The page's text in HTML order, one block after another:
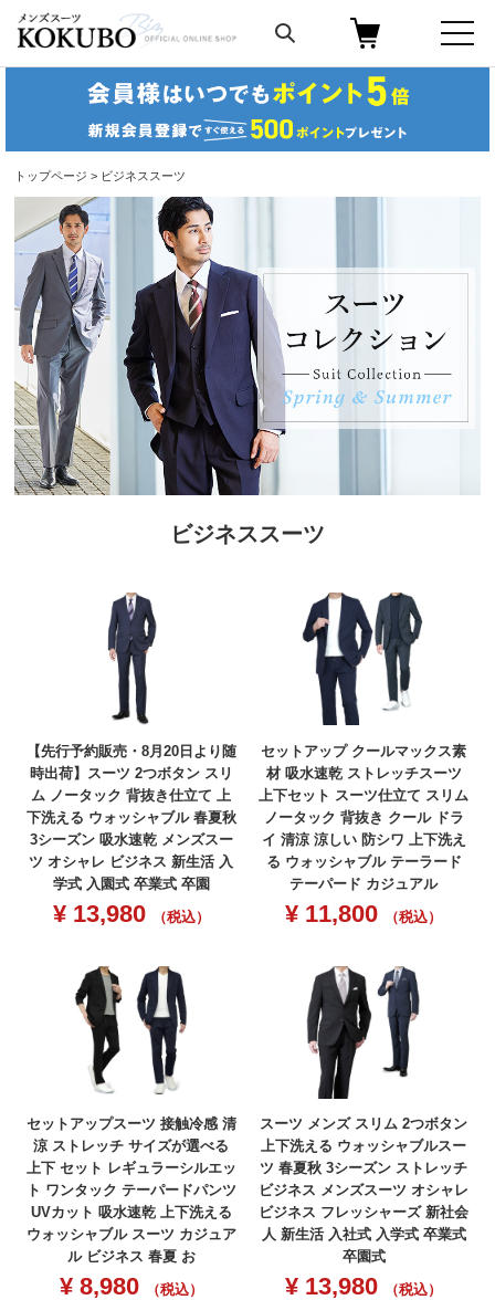
トップページ > ビジネススーツ
ビジネススーツ
【先行予約販売・8月20日より随
時出荷】スーツ 2つボタン スリ
ム ノータック 背抜き仕立て 上
下洗える ウォッシャブル 春夏秋
3シーズン 吸水速乾 メンズスー
ツ オシャレ ビジネス 新生活 入
学式 入園式 卒業式 卒園
¥ 13,980 （税込）
セットアップ クールマックス素
材 吸水速乾 ストレッチスーツ
上下セット スーツ仕立て スリム
ノータック 背抜き クール ドラ
イ 清涼 涼しい 防シワ 上下洗え
る ウォッシャブル テーラード
テーパード カジュアル
¥ 11,800 （税込）
セットアップスーツ 接触冷感 清
涼 ストレッチ サイズが選べる
上下 セット レギュラーシルエッ
ト ワンタック テーパードパンツ
UVカット 吸水速乾 上下洗える
ウォッシャブル スーツ カジュア
ル ビジネス 春夏 お
¥ 8,980 （税込）
スーツ メンズ スリム 2つボタン
上下洗える ウォッシャブルスー
ツ 春夏秋 3シーズン ストレッチ
ビジネス メンズスーツ オシャレ
ビジネス フレッシャーズ 新社会
人 新生活 入社式 入学式 卒業式
卒園式
¥ 13,980 （税込）